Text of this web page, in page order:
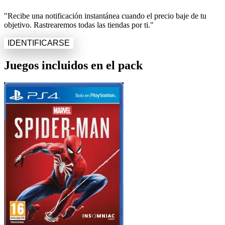
"Recibe una notificación instantánea cuando el precio baje de tu
objetivo. Rastrearemos todas las tiendas por ti."
IDENTIFICARSE
Juegos incluidos en el pack